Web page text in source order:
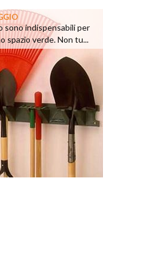
sono indispensabili per
spazio verde. Non tu...